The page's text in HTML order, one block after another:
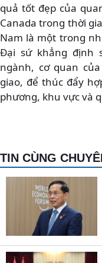
quả tốt đẹp của
Canada trong thời
Nam là một trong
Đại sứ khẳng định
ngành, cơ quan
giao, để thúc đẩy
phương, khu vực và
TIN CÙNG